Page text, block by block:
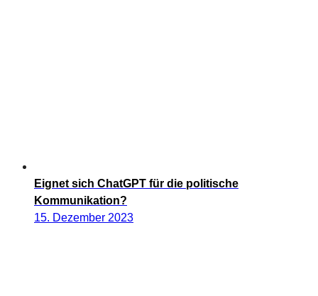
Eignet sich ChatGPT für die politische
Kommunikation?
15. Dezember 2023